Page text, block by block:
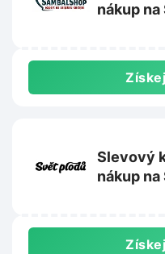
nákup
Slevový
nákup